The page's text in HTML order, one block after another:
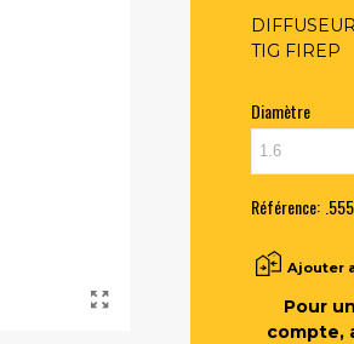
TIG FIREP
Diamètre
Référence:
Ajouter
Pour
compte,